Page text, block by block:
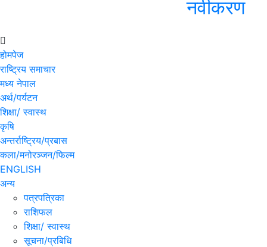
नवीकरण
होमपेज
राष्ट्रिय समाचार
मध्य नेपाल
अर्थ/पर्यटन
शिक्षा/ स्वास्थ
कृषि
अन्तर्राष्ट्रिय/प्रबास
कला/मनोरञ्जन/फिल्म
ENGLISH
अन्य
पत्रपत्रिका
राशिफल
शिक्षा/ स्वास्थ
सूचना/प्रबिधि